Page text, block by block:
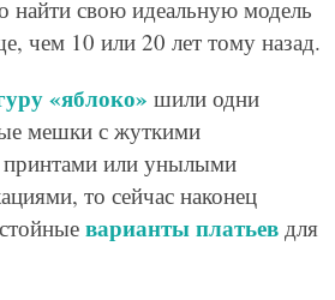
найти свою идеальную модель
чем 10 или 20 лет тому назад.
«яблоко» шили одни
мешки с жуткими
или унылыми
то сейчас наконец
варианты платьевдля